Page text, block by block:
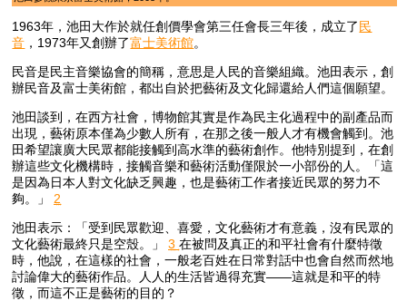
1963年，池田大作於就任創價學會第三任會長三年後，成立了 民
音 ，1973年又創辦了富士美術館。
民音是民主音樂協會的簡稱，意思是人民的音樂組織。池田表示，創
辦民音及富士美術館，都出自於把藝術及文化歸還給人們這個願望。
池田談到，在西方社會，博物館其實是作為民主化過程中的副產品而
出現，藝術原本僅為少數人所有，在那之後一般人才有機會觸到。池
田希望讓廣大民眾都能接觸到高水準的藝術創作。他特別提到，在創
辦這些文化機構時，接觸音樂和藝術活動僅限於一小部份的人。「這
是因為日本人對文化缺乏興趣，也是藝術工作者接近民眾的努力不
夠。」 2
池田表示：「受到民眾歡迎、喜愛，文化藝術才有意義，沒有民眾的
文化藝術最終只是空殼。」3 在被問及真正的和平社會有什麼特徵
時，他說，在這樣的社會，一般老百姓在日常對話中也會自然而然地
討論偉大的藝術作品。人人的生活皆過得充實——這就是和平的特
徵，而這不正是藝術的目的？